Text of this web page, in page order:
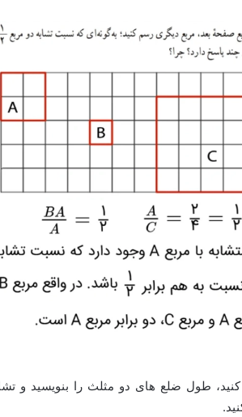
طول ضلع های دو مثلث را بنویسید و